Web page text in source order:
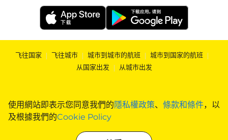
使用網站即表示您同意我們的隱私權政策、 條款和條件，以
及根據我們的Cookie Policy
飞往国家 | 飞往城市 | 城市到城市的航班 | 城市到国家的航班 |
从国家出发 | 从城市出发